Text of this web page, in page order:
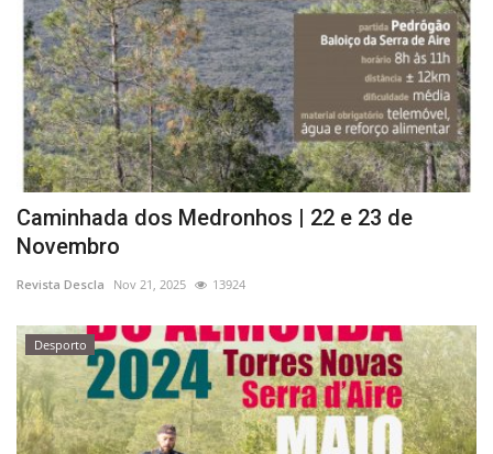
...by Descla
Desporto
Contactos
Sobre Nós
Educação
Estatuto Editorial
Saúde
Ficha técnica
Caminhada dos Medronhos | 22 e 23 de
Novembro
Revista Descla Nov 21, 2025 13924
Desporto